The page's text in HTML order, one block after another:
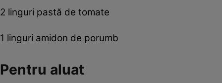
2 linguri pastă de tomate
1 linguri amidon de porumb
Pentru aluat